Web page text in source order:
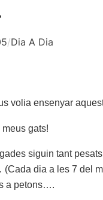
/Dia A Dia
volia ensenyar
meus gats!
siguin tant
dia a les 7 del
a petons….